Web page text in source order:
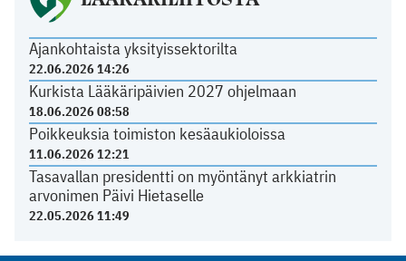
Ajankohtaista yksityissektorilta
22.06.2026 14:26
Kurkista Lääkäripäivien 2027 ohjelmaan
18.06.2026 08:58
Poikkeuksia toimiston kesäaukioloissa
11.06.2026 12:21
Tasavallan presidentti on myöntänyt arkkiatrin
arvonimen Päivi Hietaselle
22.05.2026 11:49